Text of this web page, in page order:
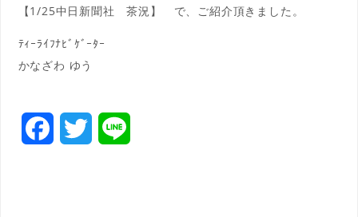
【1/25中日新聞社 茶況】 で、ご紹介頂きました。
ﾃｨｰﾗｲﾌﾅﾋﾞｹﾞｰﾀｰ
かなざわ ゆう